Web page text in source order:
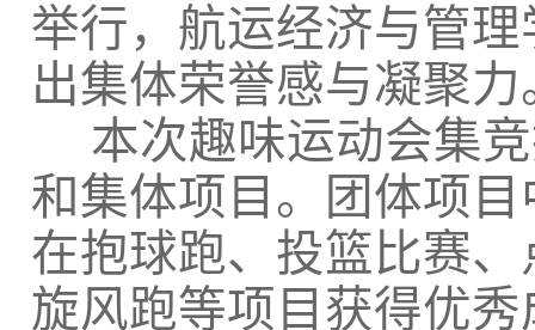
举行，航运经济与管
出集体荣誉感与凝聚力
本次趣味运动会集
和集体项目。团体项
在抱球跑、投篮比赛
旋风跑等项目获得优